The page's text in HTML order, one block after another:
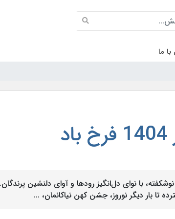
ما
با نوای دل‌انگیز رودها و آوای دلنشین
تا بار دیگر نوروز، جشن کهن نیاکانمان، ...